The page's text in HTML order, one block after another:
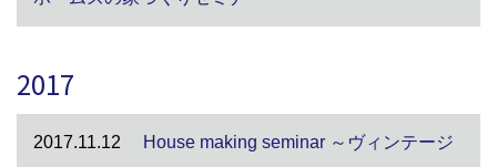
2017
2017.11.12
House making seminar ～ヴィンテージ